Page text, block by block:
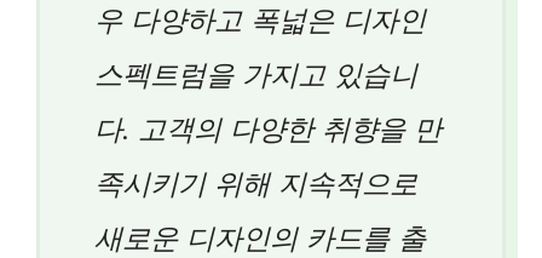
우 다양하고 폭넓은 디자인
스펙트럼을 가지고 있습니
다. 고객의 다양한 취향을 만
족시키기 위해 지속적으로
새로운 디자인의 카드를 출